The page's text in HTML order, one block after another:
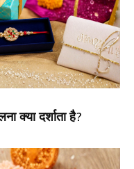
क्या दर्शाता है?